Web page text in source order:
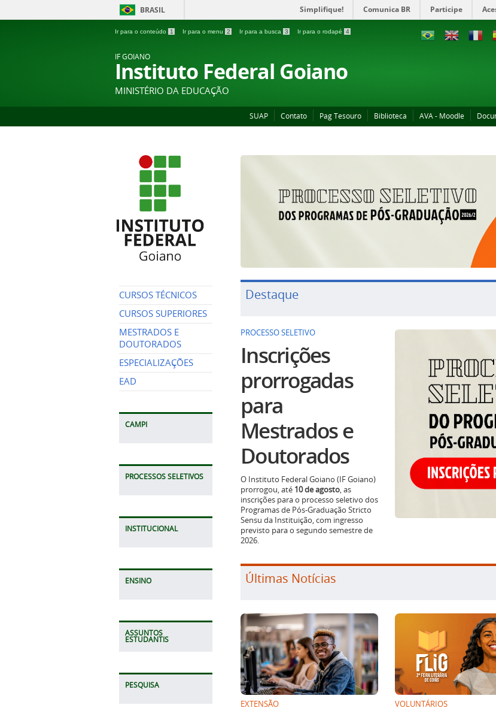
BRASIL Simplifique! Comunica BR Participe
Ir para o conteúdo 1 Ir para o menu 2 Ir para a busca 3 Ir para o rodapé 4
IF GOIANO
Instituto Federal Goiano
MINISTÉRIO DA EDUCAÇÃO
SUAP Contato Pag Tesouro Biblioteca AVA - Moodle
CURSOS TÉCNICOS
CURSOS SUPERIORES
MESTRADOS E
DOUTORADOS
ESPECIALIZAÇÕES
EAD
CAMPI
PROCESSOS SELETIVOS
INSTITUCIONAL
ENSINO
ASSUNTOS
ESTUDANTIS
PESQUISA
Destaque
PROCESSO SELETIVO
Inscrições
prorrogadas
para
Mestrados e
Doutorados
O Instituto Federal Goiano (IF Goiano)
prorrogou, até 10 de agosto, as
inscrições para o processo seletivo dos
Programas de Pós-Graduação Stricto
Sensu da Instituição, com ingresso
previsto para o segundo semestre de
2026.
Últimas Notícias
EXTENSÃO VOLUNTÁRIOS